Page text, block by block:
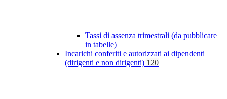
Tassi di assenza trimestrali (da pubblicare
in tabelle)
Incarichi conferiti e autorizzati ai dipendenti
(dirigenti e non dirigenti) 120